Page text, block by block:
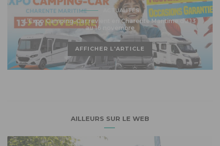
ACTUALITÉS
L’Expo Camping-Car revient en Charente Maritime du 13
au 16 novembre
AFFICHER L'ARTICLE
AILLEURS SUR LE WEB